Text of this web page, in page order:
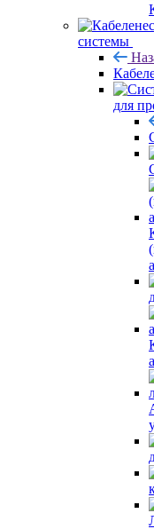
системы
для